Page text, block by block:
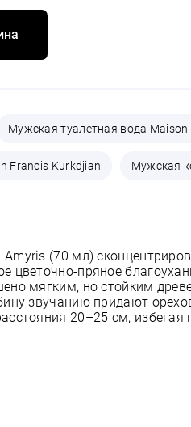
Мужская туалетная вода
Francis Kurkdjian Мужская
(70 мл)
цветочно-пряное
мягким, но стойким
звучанию придают
20–25 см, избегая